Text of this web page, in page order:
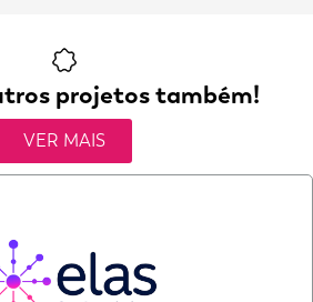
projetos também!
VER MAIS